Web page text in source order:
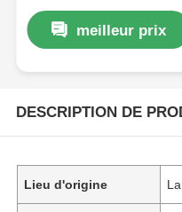
meilleur prix
DESCRIPTION DE
Lieu d'origine